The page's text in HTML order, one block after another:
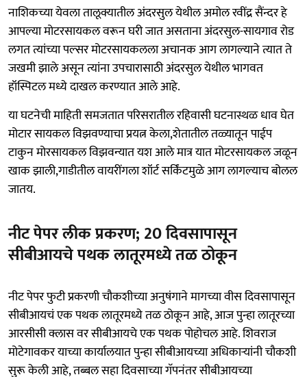
नाशिकच्या येवला तालूक्यातील अंदरसुल येथील अमोल रवींद्र सैंन्दर हे
आपल्या मोटरसायकल वरून घरी जात असताना अंदरसुल-सायगाव रोड
लगत त्यांच्या पल्सर मोटरसायकलला अचानक आग लागल्याने त्यात ते
जखमी झाले असून त्यांना उपचारासाठी अंदरसुल येथील भागवत
हॉस्पिटल मध्ये दाखल करण्यात आले आहे.
या घटनेची माहिती समजतात परिसरातील रहिवासी घटनास्थळ धाव घेत
मोटार सायकल विझवण्याचा प्रयत्न केला,शेतातील तळ्यातून पाईप
टाकुन मोरसायकल विझवन्यात यश आले मात्र यात मोटरसायकल जळून
खाक झाली,गाडीतील वायरींगला शॉर्ट सर्किंटमुळे आग लागल्याच बोलल
जातय. ‌
नीट पेपर लीक प्रकरण; 20 दिवसापासून
सीबीआयचे पथक लातूरमध्ये तळ ठोकून
नीट पेपर फुटी प्रकरणी चौकशीच्या अनुषंगाने मागच्या वीस दिवसापासून
सीबीआयचं एक पथक लातूरमध्ये तळ ठोकून आहे, आज पुन्हा लातूरच्या
आरसीसी क्लास वर सीबीआयचे एक पथक पोहोचल आहे. शिवराज
मोटेगावकर याच्या कार्यालयात पुन्हा सीबीआयच्या अधिकाऱ्यांनी चौकशी
सुरू केली आहे, तब्बल सहा दिवसाच्या गॅपनंतर सीबीआयच्या